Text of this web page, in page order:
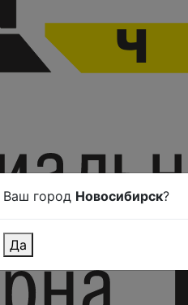
Ваш город Новосибирск?
Да